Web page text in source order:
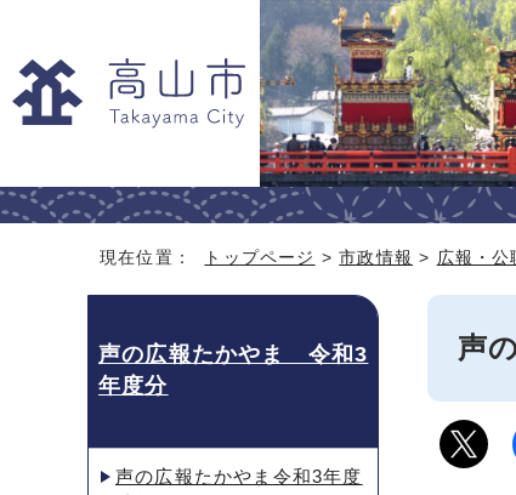
現在位置： トップページ >市政情報 > 広報・公
声
声の広報たかやま 令和3
年度分
声の広報たかやま令和3年度